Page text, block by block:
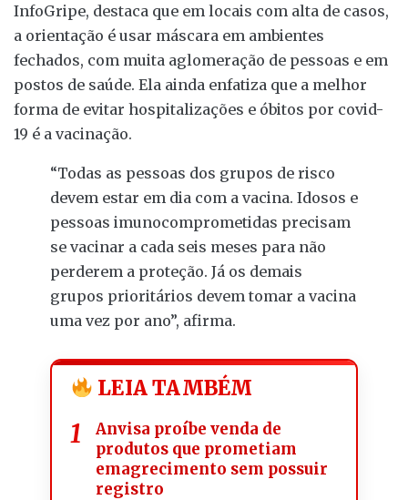
InfoGripe, destaca que em locais com alta de casos,
a orientação é usar máscara em ambientes
fechados, com muita aglomeração de pessoas e em
postos de saúde. Ela ainda enfatiza que a melhor
forma de evitar hospitalizações e óbitos por covid-
19 é a vacinação.
“Todas as pessoas dos grupos de risco
devem estar em dia com a vacina. Idosos e
pessoas imunocomprometidas precisam
se vacinar a cada seis meses para não
perderem a proteção. Já os demais
grupos prioritários devem tomar a vacina
uma vez por ano”, afirma.
LEIA TAMBÉM
Anvisa proíbe venda de
produtos que prometiam
emagrecimento sem possuir
registro